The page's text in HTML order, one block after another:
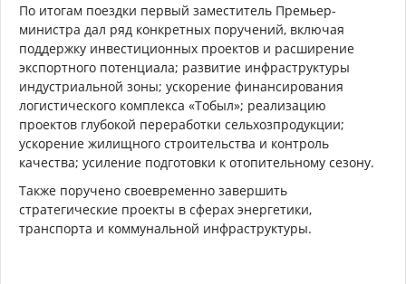
По итогам поездки первый заместитель Премьер-
министра дал ряд конкретных поручений, включая
поддержку инвестиционных проектов и расширение
экспортного потенциала; развитие инфраструктуры
индустриальной зоны; ускорение финансирования
логистического комплекса «Тобыл»; реализацию
проектов глубокой переработки сельхозпродукции;
ускорение жилищного строительства и контроль
качества; усиление подготовки к отопительному сезону.
Также поручено своевременно завершить
стратегические проекты в сферах энергетики,
транспорта и коммунальной инфраструктуры.